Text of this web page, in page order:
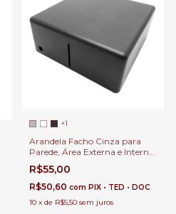
+1
Arandela Facho Cinza para
Parede, Área Externa e Interna
de Casa
R$55,00
R$50,60 com PIX • TED • DOC
10 x de R$5,50 sem juros